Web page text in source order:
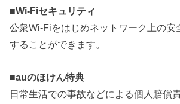
■Wi-Fiセキュリティ
公衆Wi-Fiをはじめネットワーク上の安
することができます。
■auのほけん特典
日常生活での事故などによる個人賠償